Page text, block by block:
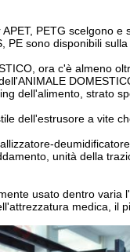
PETG scelgono
sono disponibili sulla
ora c'è almeno
dell'alimento, strato
dell'estrusore a vite
unità della
usato dentro
medica, il